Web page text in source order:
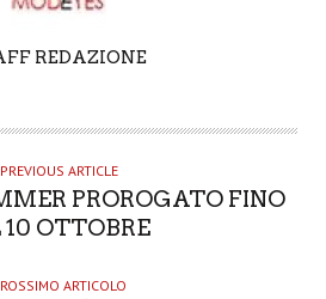
REDAZIONE
PREVIOUS ARTICLE
PROROGATO FINO
OTTOBRE
ARTICOLO